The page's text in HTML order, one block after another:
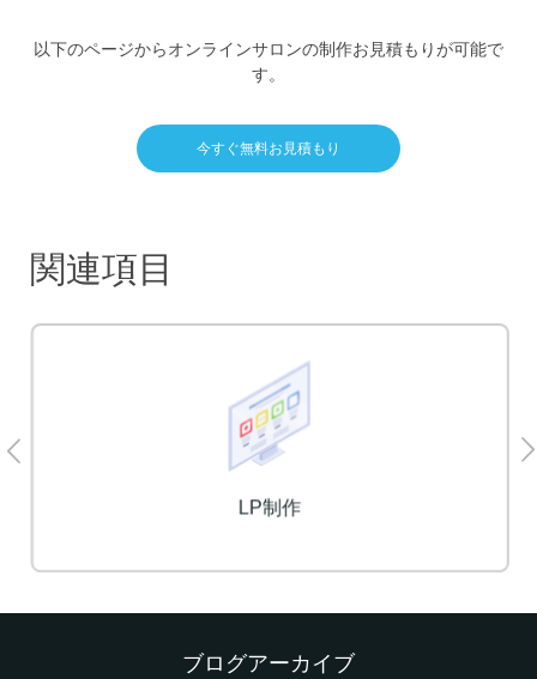
以下のページからオンラインサロンの制作お見積もりが可能で
す。
今すぐ無料お見積もり
関連項目
LP制作
ブログアーカイブ